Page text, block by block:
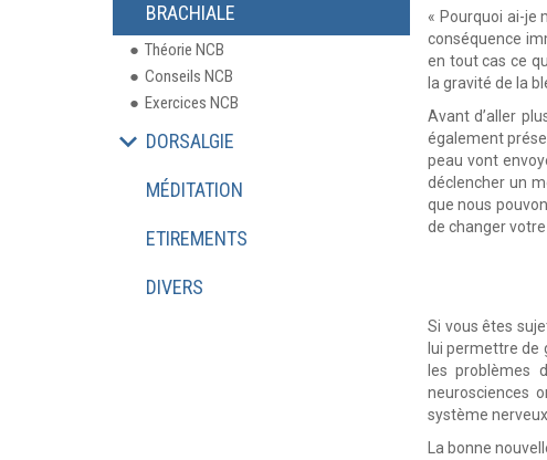
BRACHIALE
Théorie NCB
Conseils NCB
Exercices NCB
DORSALGIE
MÉDITATION
ETIREMENTS
DIVERS
« Pourquoi ai-je
conséquence
en tout cas ce
la gravité de la
Avant d’aller
également
peau vont
déclencher un
que nous
de changer
Si vous êtes
lui permettre de
les problèmes
neurosciences
système
La bonne